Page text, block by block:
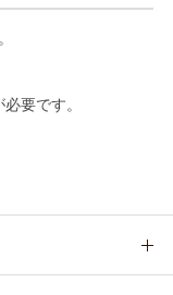
必要です。